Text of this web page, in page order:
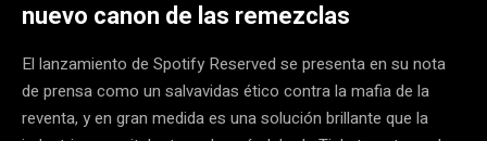
nuevo canon de las remezclas
El lanzamiento de Spotify Reserved se presenta en su nota
de prensa como un salvavidas ético contra la mafia de la
reventa, y en gran medida es una solución brillante que la